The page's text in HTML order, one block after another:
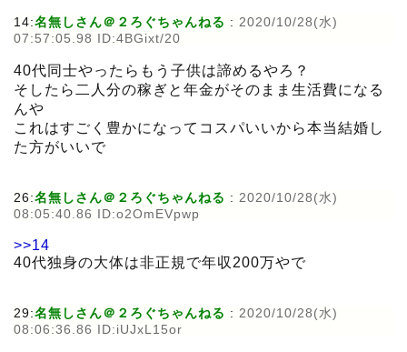
14:名無しさん＠２ろぐちゃんねる : 2020/10/28(水)
07:57:05.98 ID:4BGixt/20
40代同士やったらもう子供は諦めるやろ？
そしたら二人分の稼ぎと年金がそのまま生活費になる
んや
これはすごく豊かになってコスパいいから本当結婚し
た方がいいで
26:名無しさん＠２ろぐちゃんねる : 2020/10/28(水)
08:05:40.86 ID:o2OmEVpwp
>>14
40代独身の大体は非正規で年収200万やで
29:名無しさん＠２ろぐちゃんねる : 2020/10/28(水)
08:06:36.86 ID:iUJxL15or